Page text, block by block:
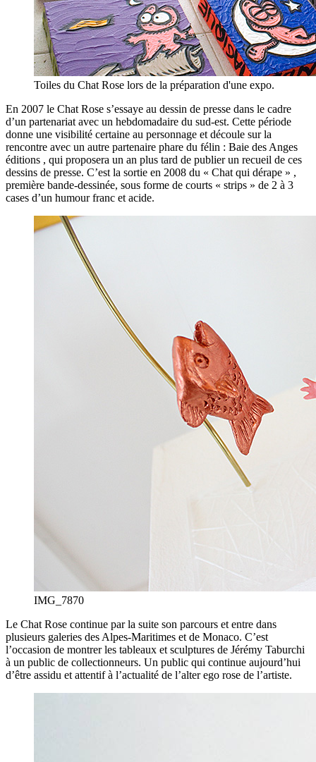
Toiles du Chat Rose lors de la préparation d'une expo.
En 2007 le Chat Rose s’essaye au dessin de presse dans le cadre
d’un partenariat avec un hebdomadaire du sud-est. Cette période
donne une visibilité certaine au personnage et découle sur la
rencontre avec un autre partenaire phare du félin : Baie des Anges
éditions , qui proposera un an plus tard de publier un recueil de ces
dessins de presse. C’est la sortie en 2008 du « Chat qui dérape » ,
première bande-dessinée, sous forme de courts « strips » de 2 à 3
cases d’un humour franc et acide.
IMG_7870
Le Chat Rose continue par la suite son parcours et entre dans
plusieurs galeries des Alpes-Maritimes et de Monaco. C’est
l’occasion de montrer les tableaux et sculptures de Jérémy Taburchi
à un public de collectionneurs. Un public qui continue aujourd’hui
d’être assidu et attentif à l’actualité de l’alter ego rose de l’artiste.